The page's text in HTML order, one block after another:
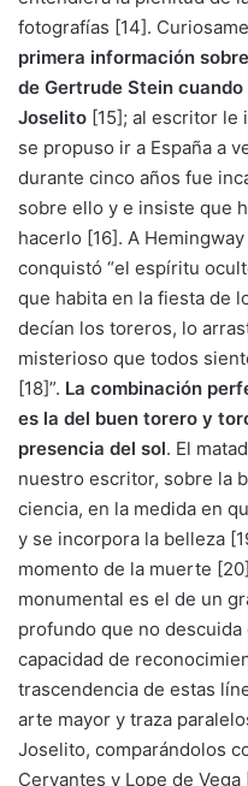
fotografías [14].
primera información
de Gertrude Stein
Joselito [15]; al escritor le
se propuso ir a España a
durante cinco años fue
sobre ello y e insiste que
hacerlo [16]. A
conquistó “el espíritu
que habita en la fiesta de
decían los toreros, lo
misterioso que todos
[18]”. La combinación
es la del buen torero y
presencia del sol. El
nuestro escritor, sobre la
ciencia, en la medida en
y se incorpora la belleza
momento de la muerte
monumental es el de un
profundo que no
capacidad de
trascendencia de estas
arte mayor y traza
Joselito, comparándolos
Cervantes y Lope de Vega